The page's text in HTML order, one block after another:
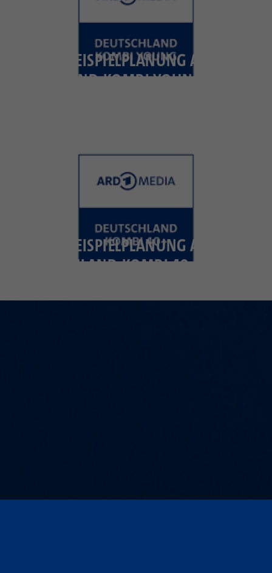
BEISPIELPLANUNG ARD MEDIA
DEUTSCHLAND-KOMBI YOUNG (ZG 14-39
BEISPIELPLANUNG ARD MEDIA
DEUTSCHLAND-KOMBI 40+ (ZG 40-69